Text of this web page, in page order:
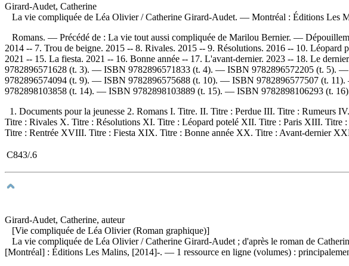
Girard-Audet, Catherine
La vie compliquée de Léa Olivier/ Catherine Girard-Audet. — Montréal : Éditions Les
Romans. — Précédé de : La vie tout aussi compliquée de Marilou Bernier. —
2014 -- 7. Trou de beigne. 2015 -- 8. Rivales. 2015 -- 9. Résolutions. 2016 -- 10.
2021 -- 15. La fiesta. 2021 -- 16. Bonne année -- 17. L'avant-dernier. 2023 -- 18. Le
9782896571628 (t. 3). — ISBN 9782896571833 (t. 4). — ISBN 9782896572205 (t. 5). —
9782896574094 (t. 9). — ISBN 9782896575688 (t. 10). — ISBN 9782896577507 (t.
9782898103858 (t. 14). — ISBN 9782898103889 (t. 15). — ISBN 9782898106293 (t.
1. Documents pour la jeunesse 2. Romans I. Titre. II. Titre : Perdue III. Titre : Rumeurs
Titre : Rivales X. Titre : Résolutions XI. Titre : Léopard potelé XII. Titre : Paris XIII.
Titre : Rentrée XVIII. Titre : Fiesta XIX. Titre : Bonne année XX. Titre : Avant-dernier
C843/.6
Girard-Audet, Catherine, auteur
[Vie compliquée de Léa Olivier (Roman graphique)]
La vie compliquée de Léa Olivier/ Catherine Girard-Audet ; d'après le roman de
[Montréal] : Éditions Les Malins, [2014]-. — 1 ressource en ligne (volumes) :